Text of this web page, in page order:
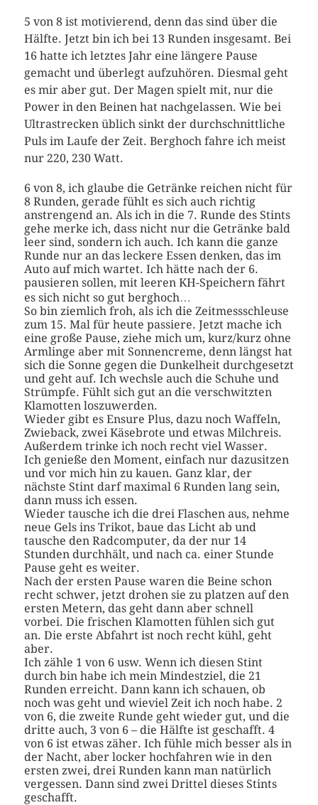
5 von 8 ist motivierend, denn das sind über die
Hälfte. Jetzt bin ich bei 13 Runden insgesamt. Bei
16 hatte ich letztes Jahr eine längere Pause
gemacht und überlegt aufzuhören. Diesmal geht
es mir aber gut. Der Magen spielt mit, nur die
Power in den Beinen hat nachgelassen. Wie bei
Ultrastrecken üblich sinkt der durchschnittliche
Puls im Laufe der Zeit. Berghoch fahre ich meist
nur 220, 230 Watt.
6 von 8, ich glaube die Getränke reichen nicht für
8 Runden, gerade fühlt es sich auch richtig
anstrengend an. Als ich in die 7. Runde des Stints
gehe merke ich, dass nicht nur die Getränke bald
leer sind, sondern ich auch. Ich kann die ganze
Runde nur an das leckere Essen denken, das im
Auto auf mich wartet. Ich hätte nach der 6.
pausieren sollen, mit leeren KH-Speichern fährt
es sich nicht so gut berghoch…
So bin ziemlich froh, als ich die Zeitmessschleuse
zum 15. Mal für heute passiere. Jetzt mache ich
eine große Pause, ziehe mich um, kurz/kurz ohne
Armlinge aber mit Sonnencreme, denn längst hat
sich die Sonne gegen die Dunkelheit durchgesetzt
und geht auf. Ich wechsle auch die Schuhe und
Strümpfe. Fühlt sich gut an die verschwitzten
Klamotten loszuwerden.
Wieder gibt es Ensure Plus, dazu noch Waffeln,
Zwieback, zwei Käsebrote und etwas Milchreis.
Außerdem trinke ich noch recht viel Wasser.
Ich genieße den Moment, einfach nur dazusitzen
und vor mich hin zu kauen. Ganz klar, der
nächste Stint darf maximal 6 Runden lang sein,
dann muss ich essen.
Wieder tausche ich die drei Flaschen aus, nehme
neue Gels ins Trikot, baue das Licht ab und
tausche den Radcomputer, da der nur 14
Stunden durchhält, und nach ca. einer Stunde
Pause geht es weiter.
Nach der ersten Pause waren die Beine schon
recht schwer, jetzt drohen sie zu platzen auf den
ersten Metern, das geht dann aber schnell
vorbei. Die frischen Klamotten fühlen sich gut
an. Die erste Abfahrt ist noch recht kühl, geht
aber.
Ich zähle 1 von 6 usw. Wenn ich diesen Stint
durch bin habe ich mein Mindestziel, die 21
Runden erreicht. Dann kann ich schauen, ob
noch was geht und wieviel Zeit ich noch habe. 2
von 6, die zweite Runde geht wieder gut, und die
dritte auch, 3 von 6 – die Hälfte ist geschafft. 4
von 6 ist etwas zäher. Ich fühle mich besser als in
der Nacht, aber locker hochfahren wie in den
ersten zwei, drei Runden kann man natürlich
vergessen. Dann sind zwei Drittel dieses Stints
geschafft.